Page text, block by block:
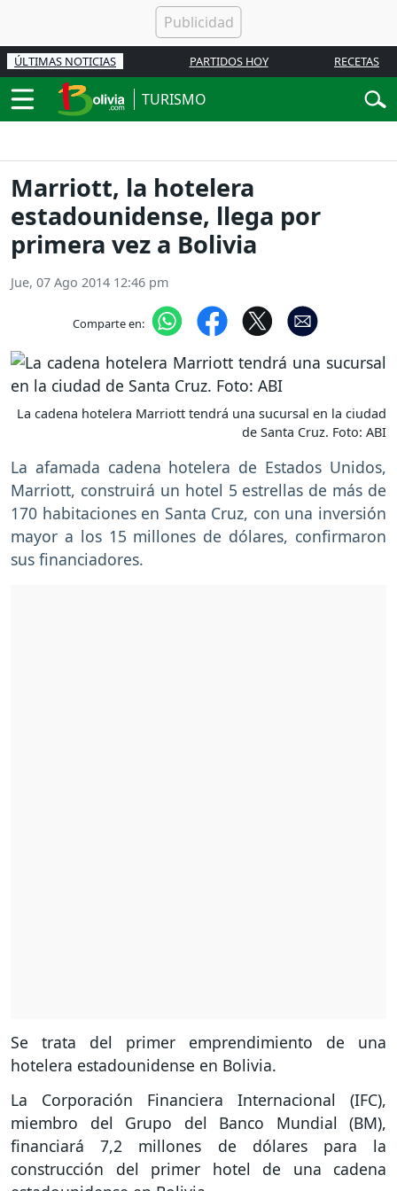
ÚLTIMAS NOTICIAS PARTIDOS HOY RECETAS
TURISMO
Marriott, la hotelera
estadounidense, llega por
primera vez a Bolivia
Jue, 07 Ago 2014 12:46 pm
Comparte en:
La cadena hotelera Marriott tendrá una sucursal en la ciudad
de Santa Cruz. Foto: ABI
La afamada cadena hotelera de Estados Unidos,
Marriott, construirá un hotel 5 estrellas de más de
170 habitaciones en Santa Cruz, con una inversión
mayor a los 15 millones de dólares, confirmaron
sus financiadores.
Se trata del primer emprendimiento de una
hotelera estadounidense en Bolivia.
La Corporación Financiera Internacional (IFC),
miembro del Grupo del Banco Mundial (BM),
financiará 7,2 millones de dólares para la
construcción del primer hotel de una cadena